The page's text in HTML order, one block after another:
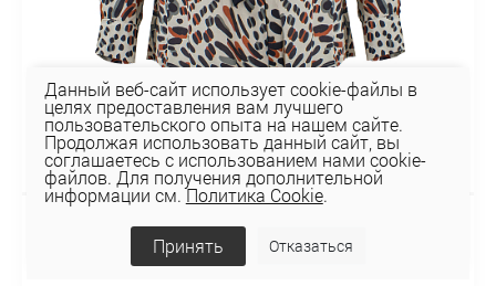
БЛУЗКА 2К-1514
107,10 руб
Данный веб-сайт использует cookie-файлы в
целях предоставления вам лучшего
пользовательского опыта на нашем сайте.
Продолжая использовать данный сайт, вы
соглашаетесь с использованием нами cookie-
файлов. Для получения дополнительной
информации см.Политика Cookie.
Принять Отказаться